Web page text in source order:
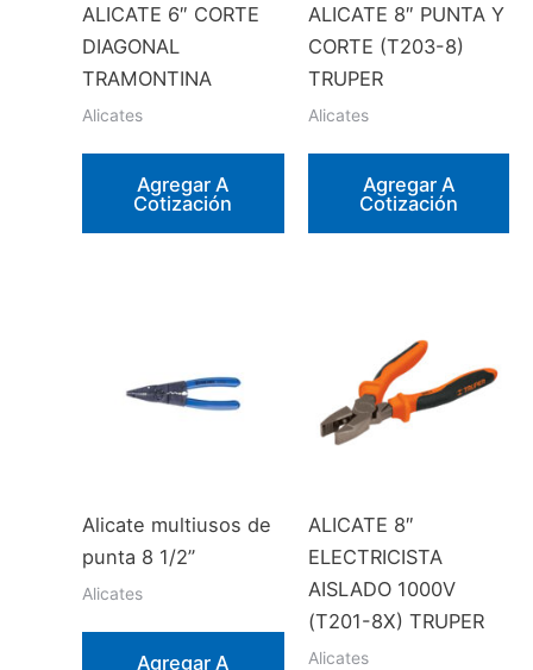
ALICATE 6″ CORTE
DIAGONAL
TRAMONTINA
Alicates
Agregar A
Cotización
ALICATE 8″ PUNTA Y
CORTE (T203-8)
TRUPER
Alicates
Agregar A
Cotización
Alicate multiusos de
punta 8 1/2”
Alicates
Agregar A
ALICATE 8″
ELECTRICISTA
AISLADO 1000V
(T201-8X) TRUPER
Alicates